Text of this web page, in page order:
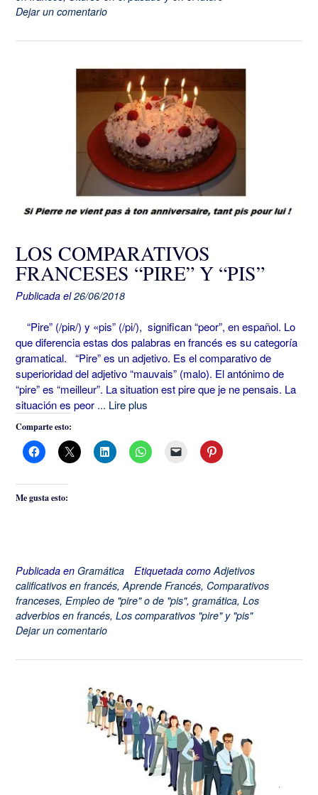
Dejar un comentario
LOS COMPARATIVOS
FRANCESES “PIRE” Y “PIS”
Publicada el26/06/2018
“Pire” (/piʀ/) y «pis” (/pi/), significan “peor”, en español. Lo
que diferencia estas dos palabras en francés es su categoría
gramatical. “Pire” es un adjetivo. Es el comparativo de
superioridad del adjetivo “mauvais” (malo). El antónimo de
“pire” es “meilleur”. La situation est pire que je ne pensais. La
situación es peor ... Lire plus
Comparte esto:
Me gusta esto:
Publicada en Gramática Etiquetada como Adjetivos
calificativos en francés, Aprende Francés, Comparativos
franceses, Empleo de "pire" o de "pis", gramática, Los
adverbios en francés, Los comparativos "pire" y "pis"
Dejar un comentario